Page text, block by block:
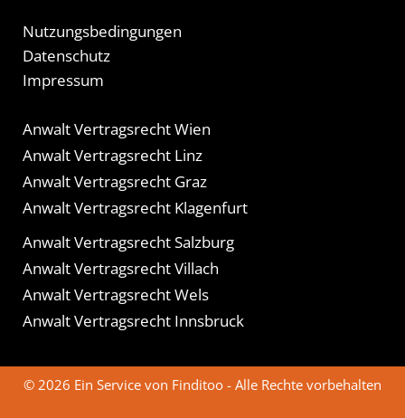
Nutzungsbedingungen
Datenschutz
Impressum
Anwalt Vertragsrecht Wien
Anwalt Vertragsrecht Linz
Anwalt Vertragsrecht Graz
Anwalt Vertragsrecht Klagenfurt
Anwalt Vertragsrecht Salzburg
Anwalt Vertragsrecht Villach
Anwalt Vertragsrecht Wels
Anwalt Vertragsrecht Innsbruck
© 2026 Ein Service von Finditoo - Alle Rechte vorbehalten